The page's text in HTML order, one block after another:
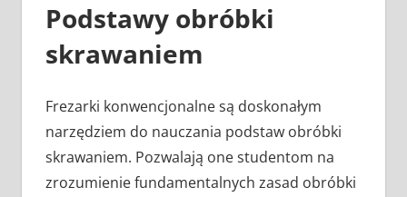
Podstawy obróbki
skrawaniem
Frezarki konwencjonalne są doskonałym
narzędziem do nauczania podstaw obróbki
skrawaniem. Pozwalają one studentom na
zrozumienie fundamentalnych zasad obróbki